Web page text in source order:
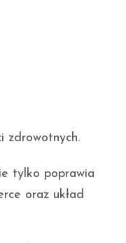
zdrowotnych.
tylko poprawia
oraz układ